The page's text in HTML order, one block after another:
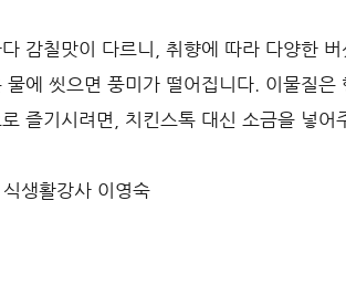
감칠맛이 다르니, 취향에 따라 다양한
물에 씻으면 풍미가 떨어집니다. 이물질은
즐기시려면, 치킨스톡 대신 소금을 넣어
생활강사 이영숙